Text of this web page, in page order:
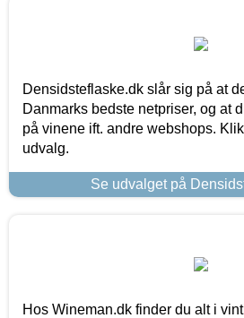
Densidsteflaske.dk slår sig på at
Danmarks bedste netpriser, og at
på vinene ift. andre webshops.
udvalg.
Se udvalget på
Hos Wineman.dk finder du alt i